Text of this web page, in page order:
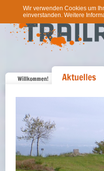
Wir verwenden Cookies um
einverstanden. Weitere